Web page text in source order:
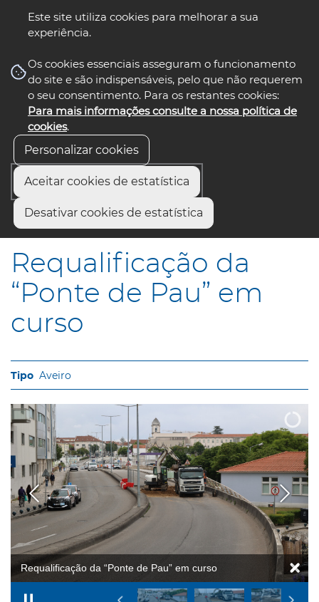
Este site utiliza cookies para melhorar a sua
experiência.
Os cookies essenciais asseguram o funcionamento
do site e são indispensáveis, pelo que não requerem
o seu consentimento. Para os restantes cookies:
Para mais informações consulte a nossa política de
cookies.
Personalizar cookies
Aceitar cookies de estatística
Desativar cookies de estatística
nos select language
Início
Requalificação da “Ponte de Pau” em curso
Requalificação da
“Ponte de Pau” em
curso
Aveiro